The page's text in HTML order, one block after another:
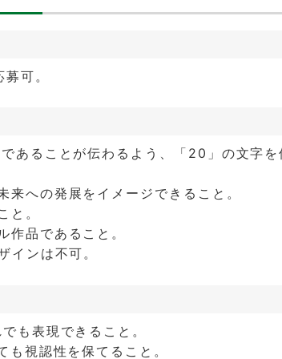
可。
あることが伝わるよう、「20」の文字を
来への発展をイメージできること。
と。
作品であること。
インは不可。
も表現できること。
も視認性を保てること。